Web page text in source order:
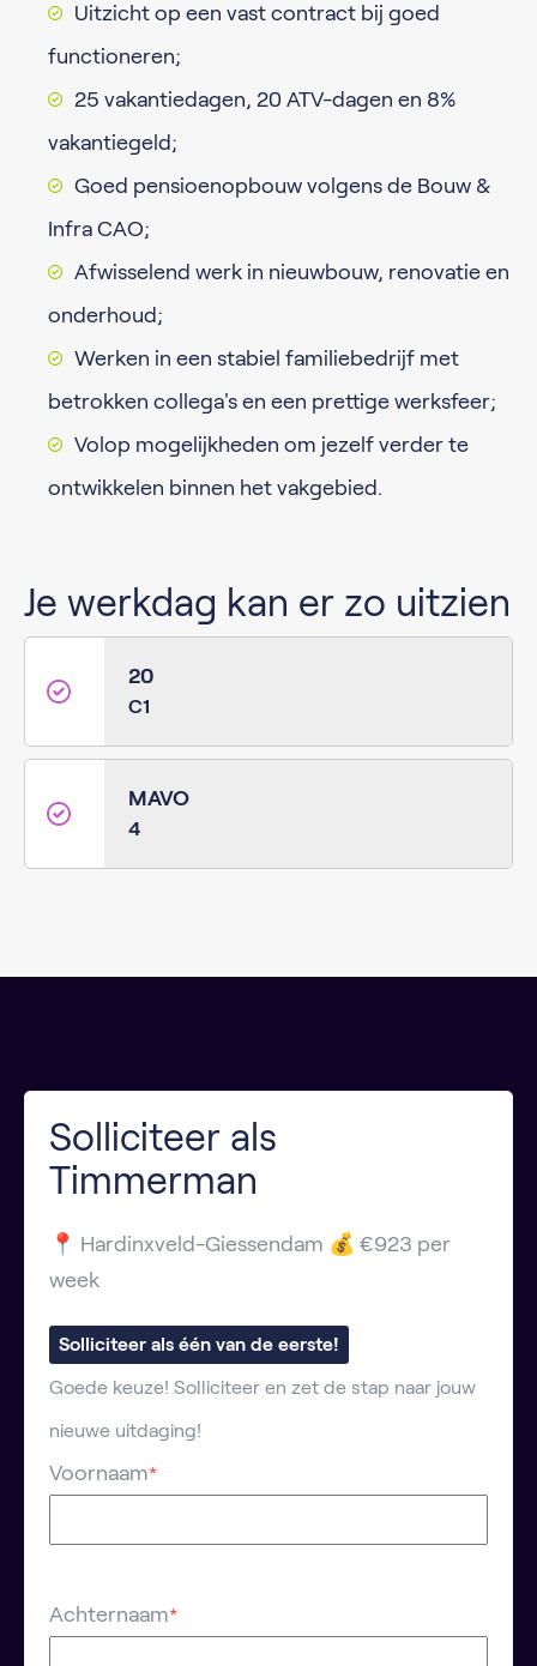
Uitzicht op een vast contract bij goed
functioneren;
25 vakantiedagen, 20 ATV-dagen en 8%
vakantiegeld;
Goed pensioenopbouw volgens de Bouw &
Infra CAO;
Afwisselend werk in nieuwbouw, renovatie en
onderhoud;
Werken in een stabiel familiebedrijf met
betrokken collega's en een prettige werksfeer;
Volop mogelijkheden om jezelf verder te
ontwikkelen binnen het vakgebied.
Je werkdag kan er zo uitzien
20
C1
MAVO
4
Solliciteer als
Timmerman
📍 Hardinxveld-Giessendam 💰 €923 per
week
Solliciteer als één van de eerste!
Goede keuze! Solliciteer en zet de stap naar jouw
nieuwe uitdaging!
Voornaam*
Achternaam*